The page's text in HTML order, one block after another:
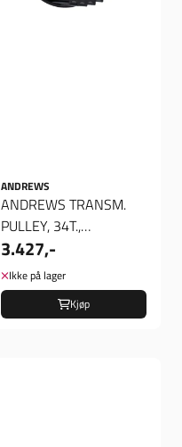
ANDREWS
ANDREWS TRANSM.
PULLEY, 34T.,
Pulley/gearkasse
3.427,-
Ikke på lager
Kjøp